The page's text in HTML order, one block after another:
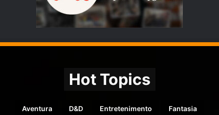
Hot Topics
Aventura D&D Entretenimento Fantasia